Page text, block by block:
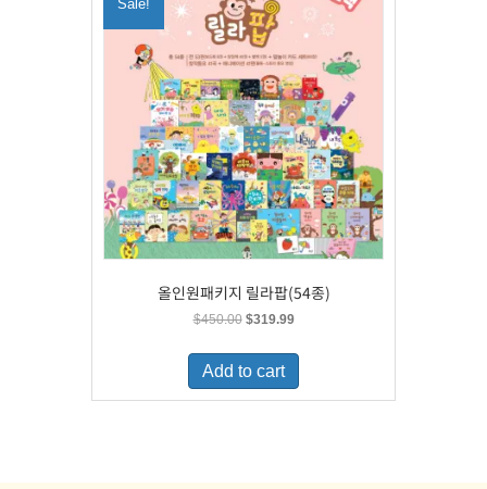
Sale!
올인원패키지 릴라팝(54종)
$450.00 Original
was:
$450.00.
$319.99Current
is:
Add to cart